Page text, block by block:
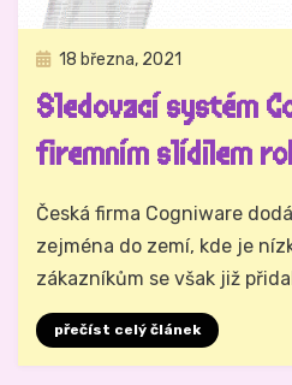
Zveřejněno
18 března, 2021
Sledovací systém
firemním slídilem
Autor Hynek Trojánek
Česká firma Cogniware
zejména do zemí, kde je
zákazníkům se však již
přečíst celý článek